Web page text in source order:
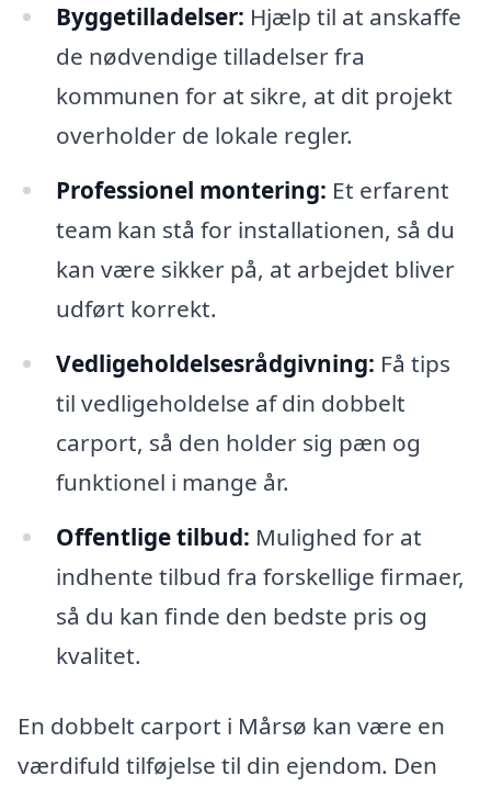
Byggetilladelser: Hjælp til at anskaffe
de nødvendige tilladelser fra
kommunen for at sikre, at dit projekt
overholder de lokale regler.
Professionel montering: Et erfarent
team kan stå for installationen, så du
kan være sikker på, at arbejdet bliver
udført korrekt.
Vedligeholdelsesrådgivning: Få tips
til vedligeholdelse af din dobbelt
carport, så den holder sig pæn og
funktionel i mange år.
Offentlige tilbud: Mulighed for at
indhente tilbud fra forskellige firmaer,
så du kan finde den bedste pris og
kvalitet.
En dobbelt carport i Mårsø kan være en
værdifuld tilføjelse til din ejendom. Den